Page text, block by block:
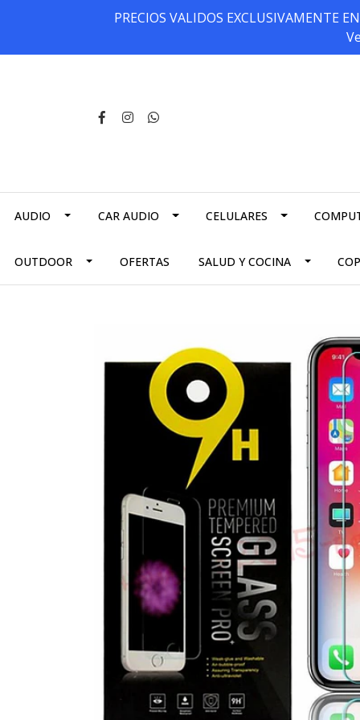
PRECIOS VALIDOS EXCLUSIVAMENTE
AUDIO CAR AUDIO CELULARES
OUTDOOR OFERTAS SALUD Y COCINA